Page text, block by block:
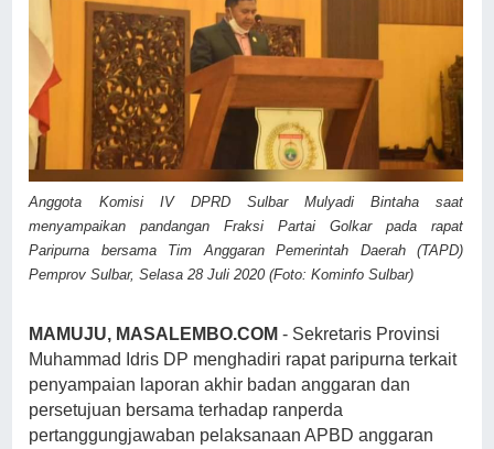
Anggota Komisi IV DPRD Sulbar Mulyadi Bintaha saat
menyampaikan pandangan Fraksi Partai Golkar pada rapat
Paripurna bersama Tim Anggaran Pemerintah Daerah (TAPD)
Pemprov Sulbar, Selasa 28 Juli 2020 (Foto: Kominfo Sulbar)
MAMUJU, MASALEMBO.COM - Sekretaris Provinsi
Muhammad Idris DP menghadiri rapat paripurna terkait
penyampaian laporan akhir badan anggaran dan
persetujuan bersama terhadap ranperda
pertanggungjawaban pelaksanaan APBD anggaran